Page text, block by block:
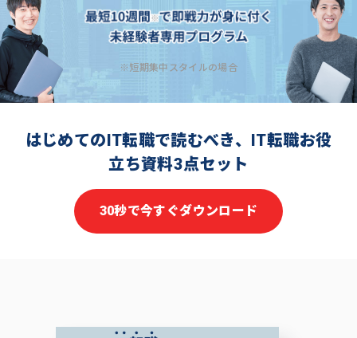
※短期集中スタイルの場合
はじめてのIT転職で読むべき、IT転職お役
立ち資料3点セット
30秒で今すぐダウンロード